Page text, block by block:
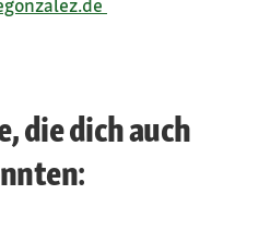
die dich auch